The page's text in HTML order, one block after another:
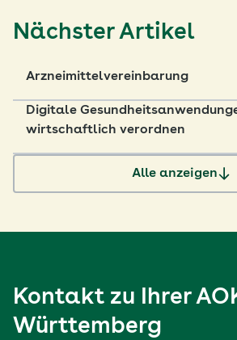
Nächster Artikel
Arzneimittelvereinbarung
Digitale
wirtschaftlich verordnen
Alle anzeigen
Kontakt zu Ihrer
Württemberg